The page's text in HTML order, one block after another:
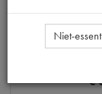
€
Niet-